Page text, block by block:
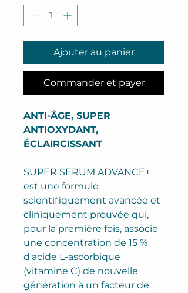
Ajouter au panier
Commander et payer
ANTI-ÂGE, SUPER
ANTIOXYDANT,
ÉCLAIRCISSANT
SUPER SERUM ADVANCE+
est une formule
scientifiquement avancée et
cliniquement prouvée qui,
pour la première fois, associe
une concentration de 15 %
d'acide L-ascorbique
(vitamine C) de nouvelle
génération à un facteur de